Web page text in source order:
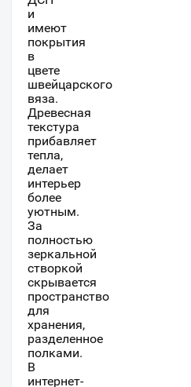
и
имеют
покрытия
в
цвете
швейцарского
вяза.
Древесная
текстура
прибавляет
тепла,
делает
интерьер
более
уютным.
За
полностью
зеркальной
створкой
скрывается
пространство
для
хранения,
разделенное
полками.
В
интернет-